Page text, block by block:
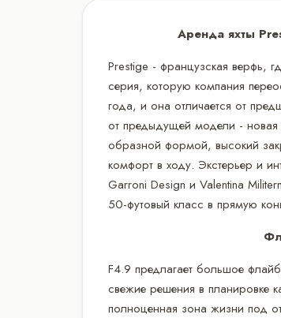
Аренда яхты
Prestige - французская верфь,
серия, которую компания
года, и она отличается от
от предыдущей модели - новая
образной формой, высокий
комфорт в ходу. Экстерьер и
Garroni Design и Valentina
50-футовый класс в прямую
F4.9 предлагает большое
свежие решения в планировке
полноценная зона жизни под